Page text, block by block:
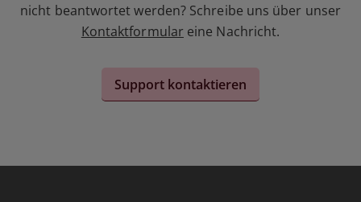
nicht beantwortet werden? Schreibe uns über unser
Kontaktformular eine Nachricht.
Support kontaktieren